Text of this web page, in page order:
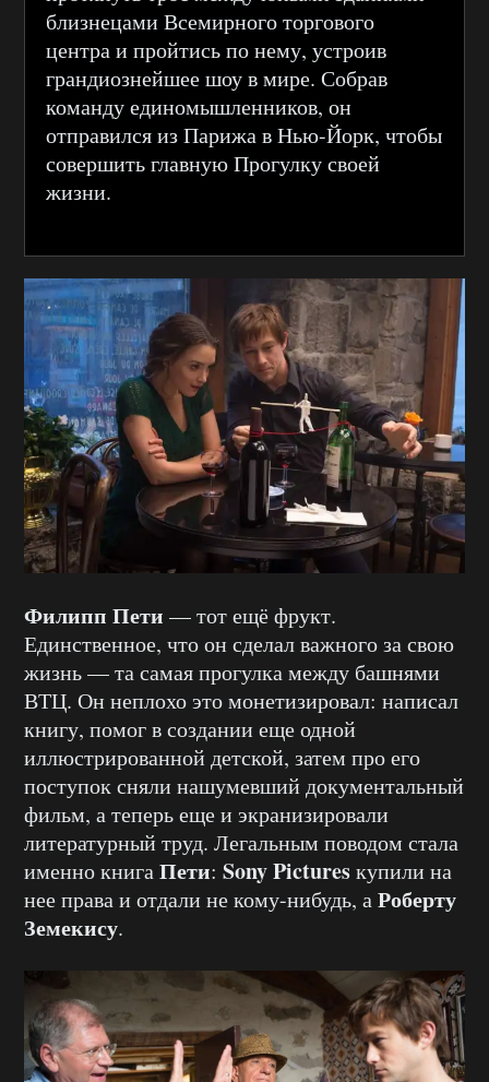
близнецами Всемирного торгового
центра и пройтись по нему, устроив
грандиознейшее шоу в мире. Собрав
команду единомышленников, он
отправился из Парижа в Нью-Йорк, чтобы
совершить главную Прогулку своей
жизни.
Филипп Пети — тот ещё фрукт.
Единственное, что он сделал важного за свою
жизнь — та самая прогулка между башнями
ВТЦ. Он неплохо это монетизировал: написал
книгу, помог в создании еще одной
иллюстрированной детской, затем про его
поступок сняли нашумевший документальный
фильм, а теперь еще и экранизировали
литературный труд. Легальным поводом стала
именно книгаПети: Sony Picturesкупили на
нее права и отдали не кому-нибудь, аРоберту
Земекису.